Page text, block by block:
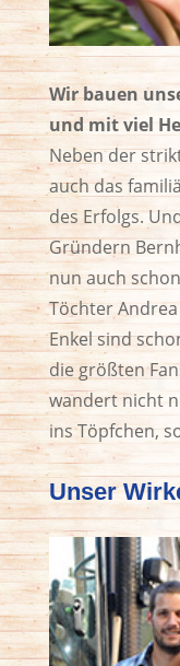
Wir bauen
und mit viel
Neben der
auch das
des Erfolgs.
Gründern
nun auch
Töchter
Enkel sind
die größten
wandert nicht
ins Töpfchen,
Unser